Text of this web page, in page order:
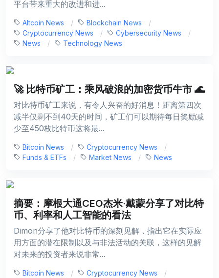
平台带来重大的改进和进...
Altcoin News
Blockchain News
Cryptocurrency News
Cybersecurity News
News
Technology News
🚀 比特币矿工：乘风破浪的加密货币牛市 🌊
对比特币矿工来说，有令人兴奋的好消息！距离第四次
减半仅剩不到40天的时间，矿工们可以期待每日奖励减
少至450枚比特币这将最...
Bitcoin News
Cryptocurrency News
Funds & ETFs
Market News News
摘要：摩根大通CEO杰米·戴蒙分享了对比特
币、利率和人工智能的看法
Dimon分享了他对比特币的深刻见解，指出它在实际应
用方面的潜在限制以及与非法活动的关联，这样的见解
对未来的投资者来说非常...
Bitcoin News
Cryptocurrency News